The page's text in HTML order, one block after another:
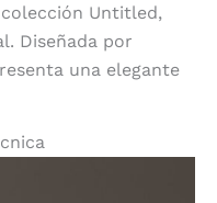
Untitled,
Diseñada por
una elegante